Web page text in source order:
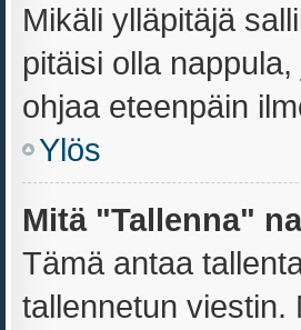
Mikäli ylläpitäjä
pitäisi olla
ohjaa eteenpäin
Ylös
Mitä "Tallenna"
Tämä antaa
tallennetun viestin.